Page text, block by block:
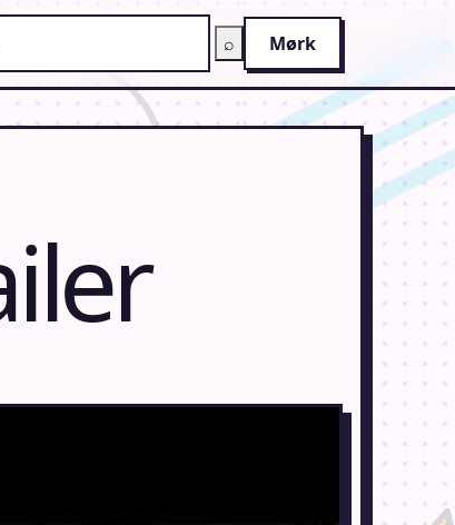
⌕ Mørk